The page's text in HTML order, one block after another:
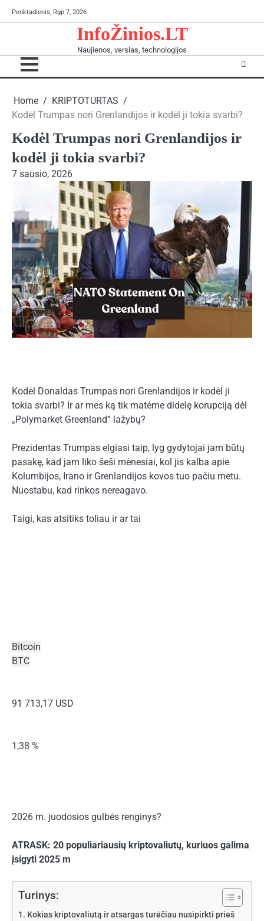
to
Penktadienis, Rgp 7, 2026
InfoŽinios.LT
Naujienos, verslas, technologijos
Home
KRIPTOTURTAS
Kodėl Trumpas nori Grenlandijos ir kodėl ji tokia svarbi?
Kodėl Trumpas nori Grenlandijos ir
kodėl ji tokia svarbi?
7 sausio, 2026
Kodėl Donaldas Trumpas nori Grenlandijos ir kodėl ji
tokia svarbi? Ir ar mes ką tik matėme didelę korupciją dėl
„Polymarket Greenland“ lažybų?
Prezidentas Trumpas elgiasi taip, lyg gydytojai jam būtų
pasakę, kad jam liko šeši mėnesiai, kol jis kalba apie
Kolumbijos, Irano ir Grenlandijos kovos tuo pačiu metu.
Nuostabu, kad rinkos nereagavo.
Taigi, kas atsitiks toliau ir ar tai
Bitcoin
BTC
91 713,17 USD
1,38 %
2026 m. juodosios gulbės renginys?
ATRASK: 20 populiariausių kriptovaliutų, kuriuos galima
įsigyti 2025 m
Turinys:
Kokias kriptovaliutą ir atsargas turėčiau nusipirkti prieš